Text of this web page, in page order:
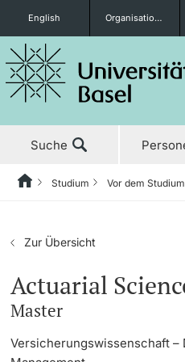
weitere Informationen
English Organisationseinheiten
Suche
Aktuell
Studium
Studium
Vor dem Studium
Studienangebot
Anmeldung & Zulassung
Forschung
Lehre
HomeZurückStudium Vor dem Studium
Zur Übersicht
Actuarial
Master
Versicherungswissenschaft –